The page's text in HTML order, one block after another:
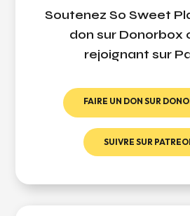
Soutenez So Sweet
don sur Donorbox
rejoignant sur
FAIRE UN DON SUR
SUIVRE SUR